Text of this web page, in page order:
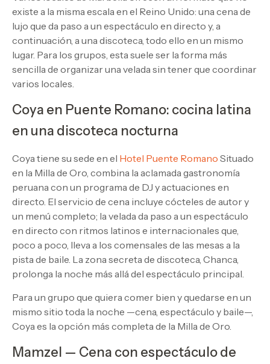
existe a la misma escala en el Reino Unido: una cena de
lujo que da paso a un espectáculo en directo y, a
continuación, a una discoteca, todo ello en un mismo
lugar. Para los grupos, esta suele ser la forma más
sencilla de organizar una velada sin tener que coordinar
varios locales.
Coya en Puente Romano: cocina latina
en una discoteca nocturna
Coya tiene su sede en el Hotel Puente Romano Situado
en la Milla de Oro, combina la aclamada gastronomía
peruana con un programa de DJ y actuaciones en
directo. El servicio de cena incluye cócteles de autor y
un menú completo; la velada da paso a un espectáculo
en directo con ritmos latinos e internacionales que,
poco a poco, lleva a los comensales de las mesas a la
pista de baile. La zona secreta de discoteca, Chanca,
prolonga la noche más allá del espectáculo principal.
Para un grupo que quiera comer bien y quedarse en un
mismo sitio toda la noche —cena, espectáculo y baile—,
Coya es la opción más completa de la Milla de Oro.
Mamzel — Cena con espectáculo de